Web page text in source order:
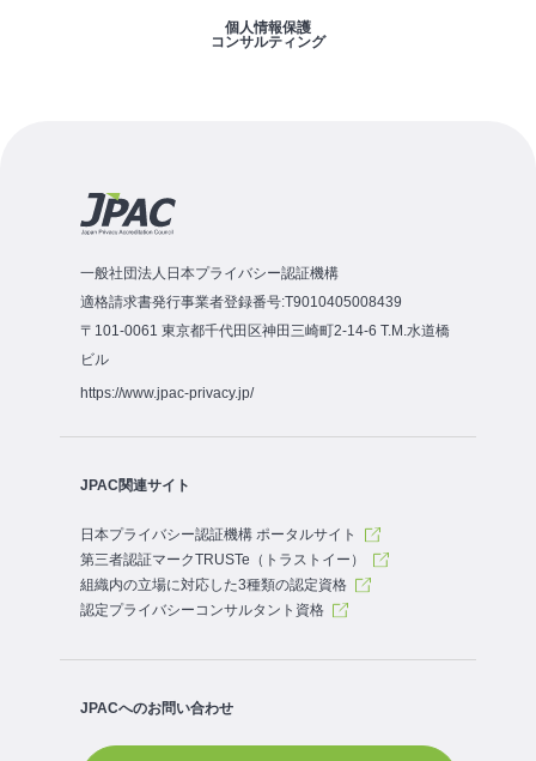
個人情報保護
コンサルティング
一般社団法人日本プライバシー認証機構
適格請求書発行事業者登録番号:T9010405008439
〒101-0061 東京都千代田区神田三崎町2-14-6 T.M.水道橋
ビル
https://www.jpac-privacy.jp/
JPAC関連サイト
日本プライバシー認証機構 ポータルサイト
第三者認証マークTRUSTe（トラストイー）
組織内の立場に対応した3種類の認定資格
認定プライバシーコンサルタント資格
JPACへのお問い合わせ